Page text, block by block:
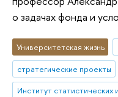
о задачах фонда и
Университетская жизнь
стратегические проекты